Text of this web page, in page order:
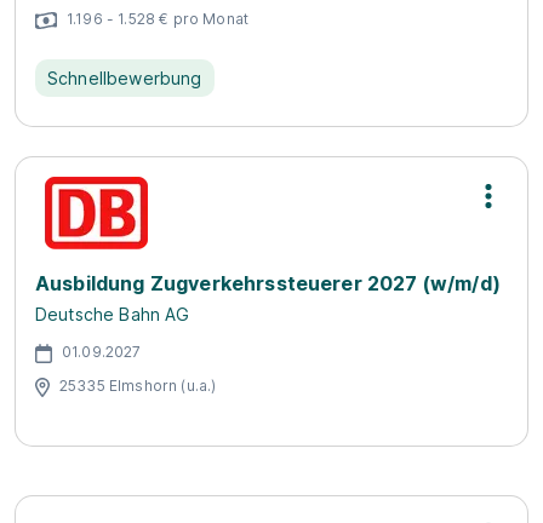
1.196 - 1.528 € pro Monat
Schnellbewerbung
Ausbildung Zugverkehrssteuerer 2027 (w/m/d)
Deutsche Bahn AG
01.09.2027
25335 Elmshorn (u.a.)